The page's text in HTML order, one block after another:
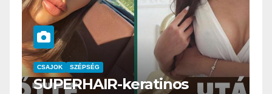
CSAJOK SMINK SZÉPSÉG
Szemöldök laminálás-az